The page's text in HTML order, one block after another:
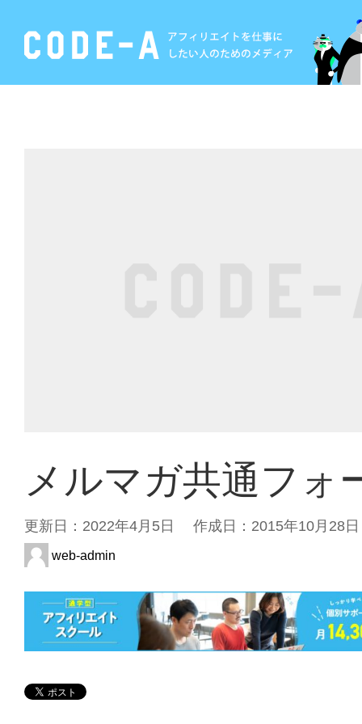
メルマガ共通フォ
更新日： 2022年4月5日 作成日：2015年10月28日
web-admin